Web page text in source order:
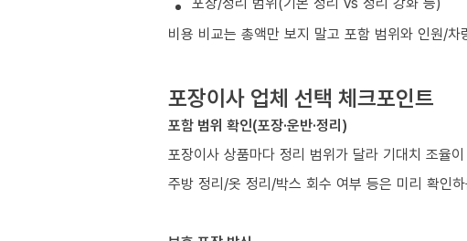
비용 비교는 총액만 보지 말고 포함 범위와 인원/
포장이사 업체 선택 체크포인트
포함 범위 확인(포장·운반·정리)
포장이사 상품마다 정리 범위가 달라 기대치 조율
주방 정리/옷 정리/박스 회수 여부 등은 미리 확인